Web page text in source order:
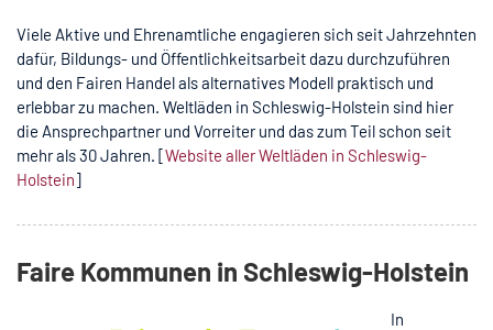
Viele Aktive und Ehrenamtliche engagieren sich seit Jahrzehnten
dafür, Bildungs- und Öffentlichkeitsarbeit dazu durchzuführen
und den Fairen Handel als alternatives Modell praktisch und
erlebbar zu machen. Weltläden in Schleswig-Holstein sind hier
die Ansprechpartner und Vorreiter und das zum Teil schon seit
mehr als 30 Jahren. [Website aller Weltläden in Schleswig-
Holstein]
Faire Kommunen in Schleswig-Holstein
In